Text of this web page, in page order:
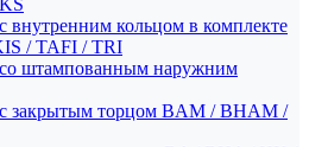
кольцом в комплекте
/ TAFI / TRI
штампованным наружним
закрытым торцом BAM / BHAM /